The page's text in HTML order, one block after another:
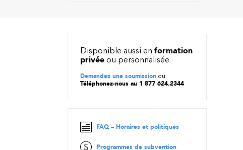
Disponible aussi en formation
privée ou personnalisée.
Demandez une soumission ou
Téléphonez-nous au 1 877 624.2344
FAQ – Horaires et politiques
Programmes de subvention